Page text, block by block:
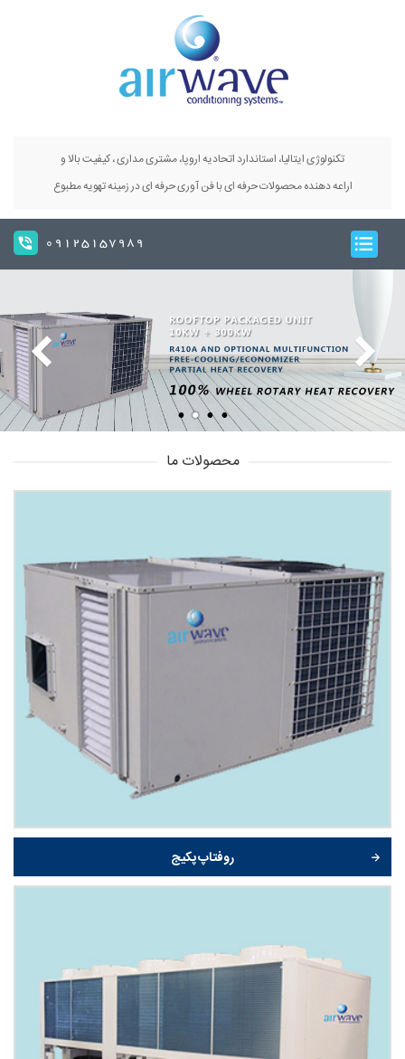
تکنولوژی ایتالیا، استاندارد اتحادیه اروپا، مشتری مداری ، کیفیت بالا و
اراعه دهنده محصولات حرفه ای با فن آوری حرفه ای در زمینه تهویه مطبوع
09125157989
محصولات ما
روفتاپ پکیج